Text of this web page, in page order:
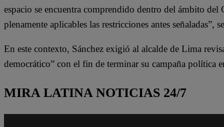
espacio se encuentra comprendido dentro del ámbito
plenamente aplicables las restricciones antes
En este contexto, Sánchez exigió al alcalde de Lima
democrático” con el fin de terminar su campaña política
MIRA LATINA NOTICIAS 24/7